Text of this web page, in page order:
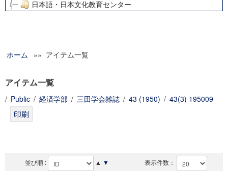
日本語・日本文化教育センター
グローバルリサーチインスティテュート
科学研究費補助金研究成果報告書
慶應義塾大学グローバルCOEプログラム市民社会ガバナンス
ホーム »» アイテム一覧
アイテム一覧
/ Public / 経済学部 / 三田学会雑誌 / 43 (1950) / 43(3) 195009
並び順 : ▲ ▼ 表示件数：